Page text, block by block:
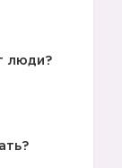
люди?